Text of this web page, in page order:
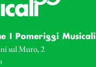
I Pomeriggi Musicali
sul Muro, 2